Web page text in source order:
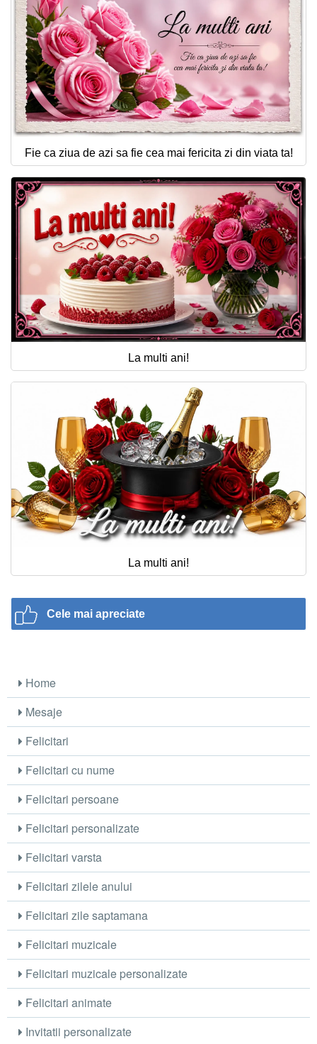
Fie ca ziua de azi sa fie cea mai fericita zi din viata ta!
La multi ani!
La multi ani!
Cele mai apreciate
Home
Mesaje
Felicitari
Felicitari cu nume
Felicitari persoane
Felicitari personalizate
Felicitari varsta
Felicitari zilele anului
Felicitari zile saptamana
Felicitari muzicale
Felicitari muzicale personalizate
Felicitari animate
Invitatii personalizate